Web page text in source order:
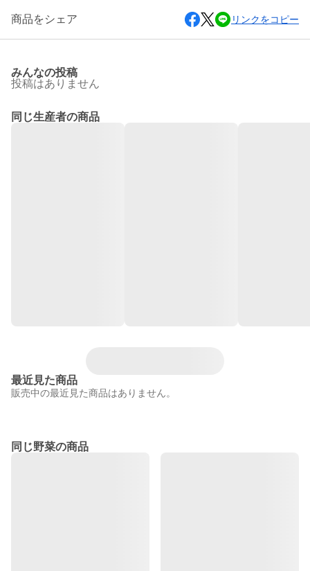
商品をシェア リンクをコピー
みんなの投稿
投稿はありません
同じ生産者の商品
最近見た商品
販売中の最近見た商品はありません。
同じ野菜の商品